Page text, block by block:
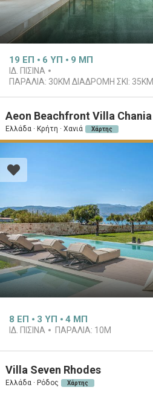
19 ΕΠ 6 ΥΠ 9 ΜΠ
ΙΔ. ΠΙΣΊΝΑ
ΠΑΡΑΛΊΑ: 30KM ΔΙΑΔΡΟΜΉ ΣΚΙ: 35KM
Aeon Beachfront Villa Chania
Ελλάδα · Κρήτη · Χανιά Χάρτης
8 ΕΠ 3 ΥΠ 4 ΜΠ
ΙΔ. ΠΙΣΊΝΑ ΠΑΡΑΛΊΑ: 10M
Villa Seven Rhodes
Ελλάδα · Ρόδος Χάρτης